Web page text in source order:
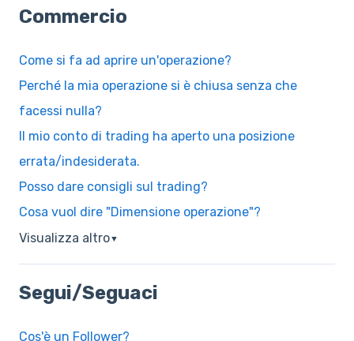
Commercio
Come si fa ad aprire un'operazione?
Perché la mia operazione si è chiusa senza che
facessi nulla?
Il mio conto di trading ha aperto una posizione
errata/indesiderata.
Posso dare consigli sul trading?
Cosa vuol dire "Dimensione operazione"?
Visualizza altro▼
Segui/Seguaci
Cos'è un Follower?